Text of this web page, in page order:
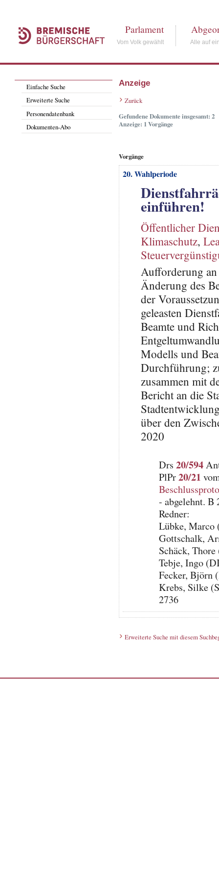
Parlament
Vom Volk gewählt Alle auf
Einfache Suche
Erweiterte Suche
Personendatenbank
Dokumenten-Abo
Anzeige
Zurück
Gefundene Dokumente insgesamt: 2
Anzeige: 1 Vorgänge
Vorgänge
20. Wahlperiode
einführen!
Öffentlicher
Klimaschutz,
Aufforderung an
Änderung des
der
geleasten
Beamte und
Modells und
Durchführung;
zusammen mit
Bericht an die
über den
2020
Drs 20/594
PlPr20/21
- abgelehnt. B
Redner:
Lübke, Marco
Gottschalk,
Schäck,
Tebje, Ingo
Fecker, Björn
Krebs, Silke
2736
Erweiterte Suche mit diesem